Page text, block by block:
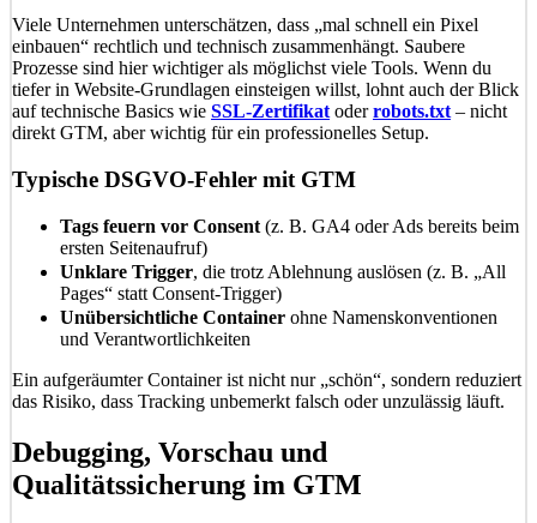
Viele Unternehmen unterschätzen, dass „mal schnell ein Pixel
einbauen“ rechtlich und technisch zusammenhängt. Saubere
Prozesse sind hier wichtiger als möglichst viele Tools. Wenn du
tiefer in Website-Grundlagen einsteigen willst, lohnt auch der Blick
auf technische Basics wie SSL-Zertifikat oderrobots.txt – nicht
direkt GTM, aber wichtig für ein professionelles Setup.
Typische DSGVO-Fehler mit GTM
Tags feuern vor Consent (z. B. GA4 oder Ads bereits beim
ersten Seitenaufruf)
Unklare Trigger, die trotz Ablehnung auslösen (z. B. „All
Pages“ statt Consent-Trigger)
Unübersichtliche Container ohne Namenskonventionen
und Verantwortlichkeiten
Ein aufgeräumter Container ist nicht nur „schön“, sondern reduziert
das Risiko, dass Tracking unbemerkt falsch oder unzulässig läuft.
Debugging, Vorschau und
Qualitätssicherung im GTM